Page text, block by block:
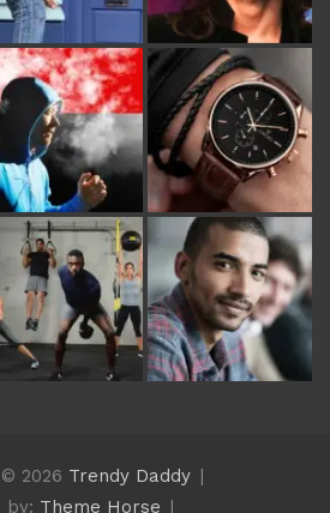
2026 Trendy Daddy
by: Theme Horse